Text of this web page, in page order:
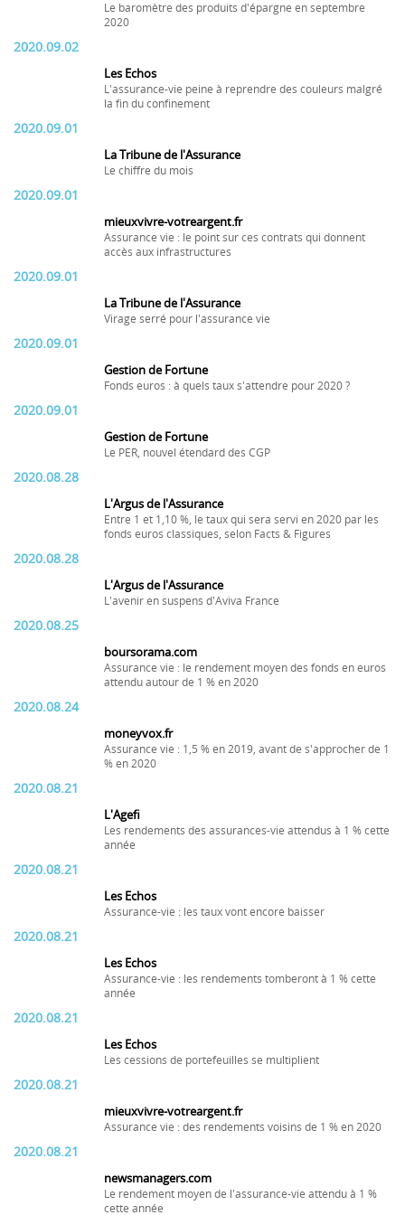
Le baromètre des produits d'épargne en septembre
2020
2020.09.02
Les Echos
L'assurance-vie peine à reprendre des couleurs malgré
la fin du confinement
2020.09.01
La Tribune de l'Assurance
Le chiffre du mois
2020.09.01
mieuxvivre-votreargent.fr
Assurance vie : le point sur ces contrats qui donnent
accès aux infrastructures
2020.09.01
La Tribune de l'Assurance
Virage serré pour l'assurance vie
2020.09.01
Gestion de Fortune
Fonds euros : à quels taux s'attendre pour 2020 ?
2020.09.01
Gestion de Fortune
Le PER, nouvel étendard des CGP
2020.08.28
L'Argus de l'Assurance
Entre 1 et 1,10 %, le taux qui sera servi en 2020 par les
fonds euros classiques, selon Facts & Figures
2020.08.28
L'Argus de l'Assurance
L'avenir en suspens d'Aviva France
2020.08.25
boursorama.com
Assurance vie : le rendement moyen des fonds en euros
attendu autour de 1 % en 2020
2020.08.24
moneyvox.fr
Assurance vie : 1,5 % en 2019, avant de s'approcher de 1
% en 2020
2020.08.21
L'Agefi
Les rendements des assurances-vie attendus à 1 % cette
année
2020.08.21
Les Echos
Assurance-vie : les taux vont encore baisser
2020.08.21
Les Echos
Assurance-vie : les rendements tomberont à 1 % cette
année
2020.08.21
Les Echos
Les cessions de portefeuilles se multiplient
2020.08.21
mieuxvivre-votreargent.fr
Assurance vie : des rendements voisins de 1 % en 2020
2020.08.21
newsmanagers.com
Le rendement moyen de l'assurance-vie attendu à 1 %
cette année